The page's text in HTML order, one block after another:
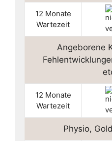
12 Monate
Wartezeit
Angeborene
12 Monate
Wartezeit
Physio,